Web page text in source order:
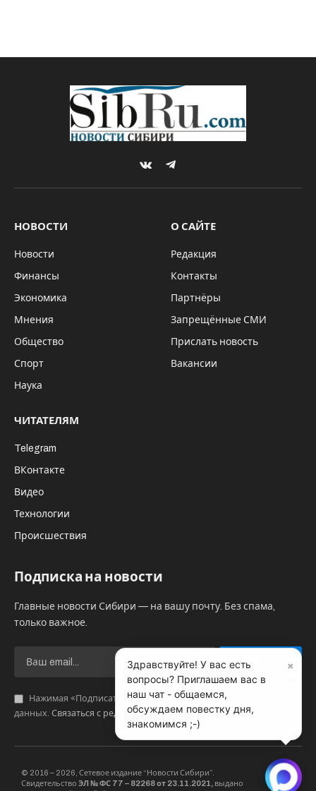
VKontakteTelegram
НОВОСТИ
Новости
Финансы
Экономика
Мнения
Общество
Спорт
Наука
О САЙТЕ
Редакция
Контакты
Партнёры
Запрещённые СМИ
Прислать новость
Вакансии
ЧИТАТЕЛЯМ
Telegram
ВКонтакте
Видео
Технологии
Происшествия
Подписка на новости
Главные новости Сибири — на вашу почту. Без спама,
только важное.
Нажимая «Подписаться», вы соглашаетесь с обработкой
данных. Связаться с редакцией .
© 2016 – 2026, Сетевое издание “Новости Сибири”.
Свидетельство ЭЛ № ФС 77 – 82268 от 23.11.2021, выдано
×
Здравствуйте! У вас есть
вопросы? Приглашаем вас в
наш чат - общаемся,
обсуждаем повестку дня,
знакомимся ;-)